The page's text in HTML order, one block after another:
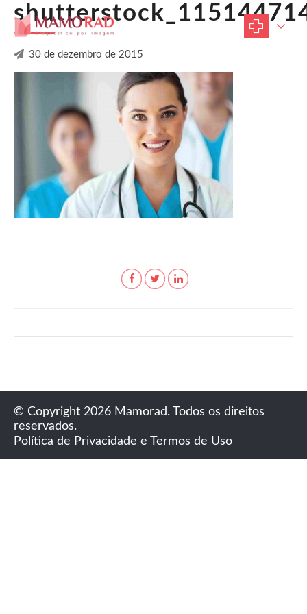
30 de dezembro de 2015
© Copyright 2026 Mamorad. Todos os direitos
reservados.
Política de Privacidade e Termos de Uso